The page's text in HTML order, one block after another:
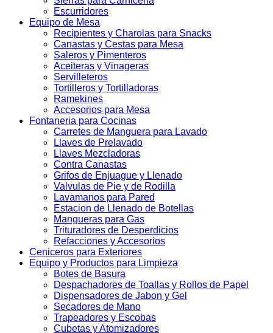
Escurridores
Equipo de Mesa
Recipientes y Charolas para Snacks
Canastas y Cestas para Mesa
Saleros y Pimenteros
Aceiteras y Vinageras
Servilleteros
Tortilleros y Tortilladoras
Ramekines
Accesorios para Mesa
Fontaneria para Cocinas
Carretes de Manguera para Lavado
Llaves de Prelavado
Llaves Mezcladoras
Contra Canastas
Grifos de Enjuague y Llenado
Valvulas de Pie y de Rodilla
Lavamanos para Pared
Estacion de Llenado de Botellas
Mangueras para Gas
Trituradores de Desperdicios
Refacciones y Accesorios
Ceniceros para Exteriores
Equipo y Productos para Limpieza
Botes de Basura
Despachadores de Toallas y Rollos de Papel
Dispensadores de Jabon y Gel
Secadores de Mano
Trapeadores y Escobas
Cubetas y Atomizadores